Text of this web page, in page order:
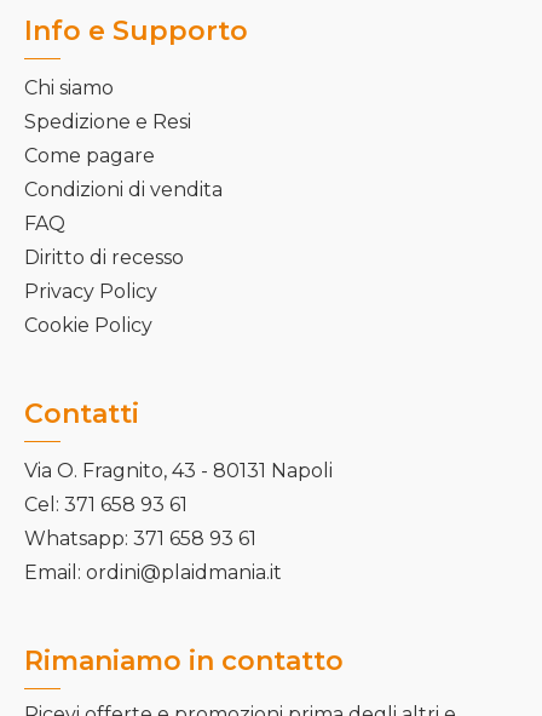
Info e Supporto
Chi siamo
Spedizione e Resi
Come pagare
Condizioni di vendita
FAQ
Diritto di recesso
Privacy Policy
Cookie Policy
Contatti
Via O. Fragnito, 43 - 80131 Napoli
Cel: 371 658 93 61
Whatsapp: 371 658 93 61
Email: ordini@plaidmania.it
Rimaniamo in contatto